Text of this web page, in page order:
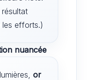
les efforts.)
nuancée
or